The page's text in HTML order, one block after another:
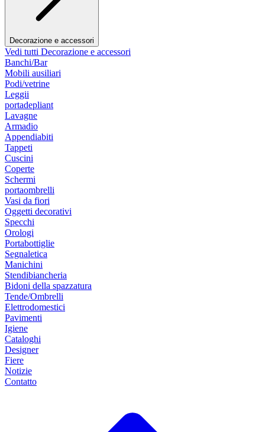
Decorazione e accessori
Vedi tutti Decorazione e accessori
Banchi/Bar
Mobili ausiliari
Podi/vetrine
Leggii
portadepliant
Lavagne
Armadio
Appendiabiti
Tappeti
Cuscini
Coperte
Schermi
portaombrelli
Vasi da fiori
Oggetti decorativi
Specchi
Orologi
Portabottiglie
Segnaletica
Manichini
Stendibiancheria
Bidoni della spazzatura
Tende/Ombrelli
Elettrodomestici
Pavimenti
Igiene
Cataloghi
Designer
Fiere
Notizie
Contatto